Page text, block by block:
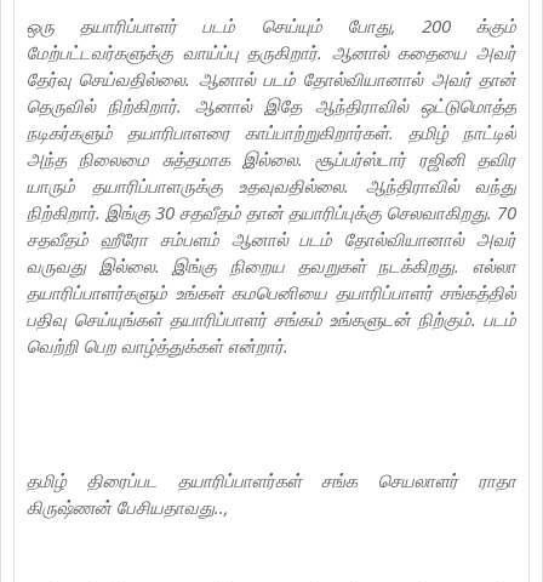
ஒரு தயாரிப்பாளர் படம் செய்யும் போது, 200 க்கும்
மேற்பட்டவர்களுக்கு வாய்ப்பு தருகிறார். ஆனால் கதையை அவர்
தேர்வு செய்வதில்லை. ஆனால் படம் தோல்வியானால் அவர் தான்
தெருவில் நிற்கிறார். ஆனால் இதே ஆந்திராவில் ஒட்டுமொத்த
நடிகர்களும் தயாரிபாளரை காப்பாற்றுகிறார்கள். தமிழ் நாட்டில்
அந்த நிலைமை சுத்தமாக இல்லை. சூப்பர்ஸ்டார் ரஜினி தவிர
யாரும் தயாரிப்பாளருக்கு உதவுவதில்லை. ஆந்திராவில் வந்து
நிற்கிறார். இங்கு 30 சதவீதம் தான் தயாரிப்புக்கு செலவாகிறது. 70
சதவீதம் ஹீரோ சம்பளம் ஆனால் படம் தோல்வியானால் அவர்
வருவது இல்லை. இங்கு நிறைய தவறுகள் நடக்கிறது. எல்லா
தயாரிப்பாளர்களும் உங்கள் கமபெனியை தயாரிப்பாளர் சங்கத்தில்
பதிவு செய்யுங்கள் தயாரிப்பாளர் சங்கம் உங்களுடன் நிற்கும். படம்
வெற்றி பெற வாழ்த்துக்கள் என்றார்.
தமிழ் திரைப்பட தயாரிப்பாளர்கள் சங்க செயலாளர் ராதா
கிருஷ்ணன் பேசியதாவது..,